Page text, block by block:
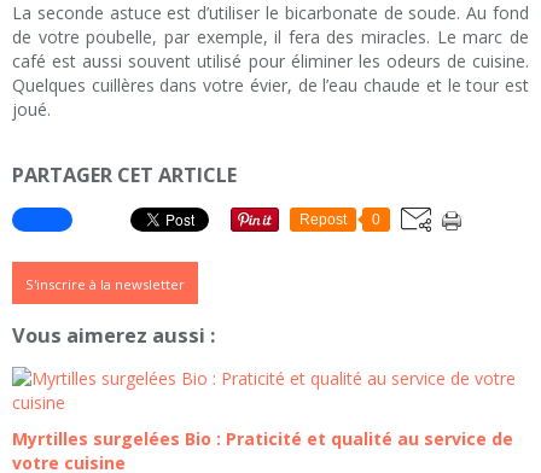
La seconde astuce est d’utiliser le bicarbonate de soude. Au fond
de votre poubelle, par exemple, il fera des miracles. Le marc de
café est aussi souvent utilisé pour éliminer les odeurs de cuisine.
Quelques cuillères dans votre évier, de l’eau chaude et le tour est
joué.
PARTAGER CET ARTICLE
Repost 0
S'inscrire à la newsletter
Vous aimerez aussi :
Myrtilles surgelées Bio : Praticité et qualité au service de
votre cuisine